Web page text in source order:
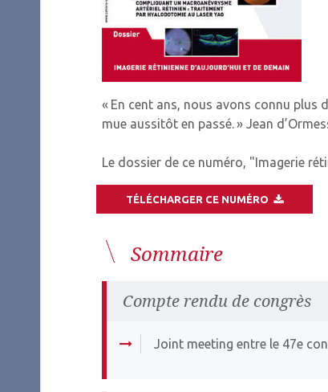
« En cent ans, nous avons connu plus
mue aussitôt en passé. » Jean
Le dossier de ce numéro, "Imagerie
TÉLÉCHARGER CE NUMÉRO
Sommaire
Compte rendu de congrès
Joint meeting entre le 47e